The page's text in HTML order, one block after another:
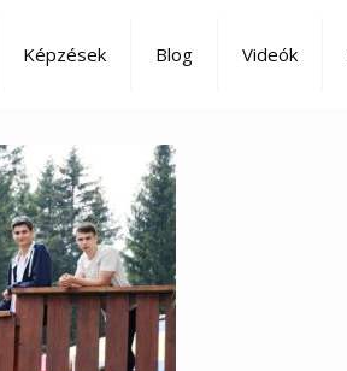
Képzések Blog Videók